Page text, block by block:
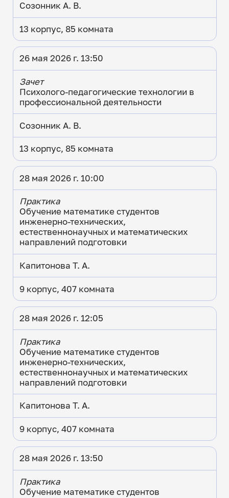
Созонник А. В.
13 корпус, 85 комната
26 мая 2026 г. 13:50
Зачет
Психолого-педагогические технологии в
профессиональной деятельности
Созонник А. В.
13 корпус, 85 комната
28 мая 2026 г. 10:00
Практика
Обучение математике студентов
инженерно-технических,
естественнонаучных и математических
направлений подготовки
Капитонова Т. А.
9 корпус, 407 комната
28 мая 2026 г. 12:05
Практика
Обучение математике студентов
инженерно-технических,
естественнонаучных и математических
направлений подготовки
Капитонова Т. А.
9 корпус, 407 комната
28 мая 2026 г. 13:50
Практика
Обучение математике студентов